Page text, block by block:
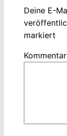
Deine E-
markiert
Kommentar